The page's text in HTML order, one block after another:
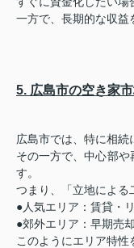
一方で、長期的な収益
5. 広島市の空き家
広島市では、特に相続
その一方で、中心部や
す。
つまり、「立地による
●人気エリア：賃貸・
●郊外エリア：早期売
このようにエリア特性